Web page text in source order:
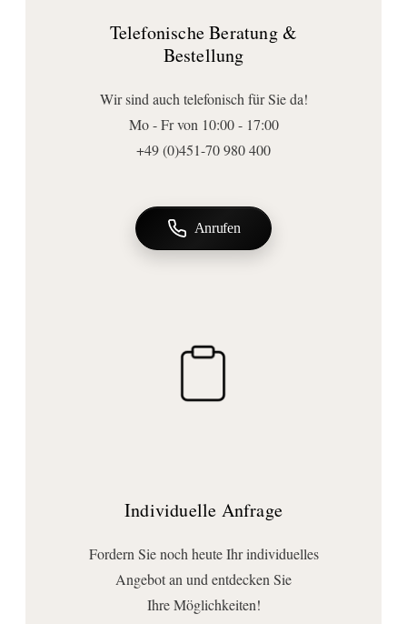
Tiefe (mm):
Telefonische Beratung &
Bestellung
Wir sind auch telefonisch für Sie da!
Mo - Fr von 10:00 - 17:00
+49 (0)451-70 980 400
Anrufen
Individuelle Anfrage
Fordern Sie noch heute Ihr individuelles
Angebot an und entdecken Sie
Ihre Möglichkeiten!